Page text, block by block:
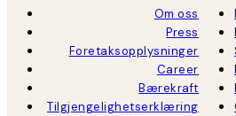
Om oss
Press
Foretaksopplysninger
Career
Bærekraft
Tilgjengelighetserklæring